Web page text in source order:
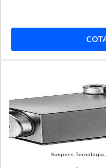
Sanposs Tecnologia